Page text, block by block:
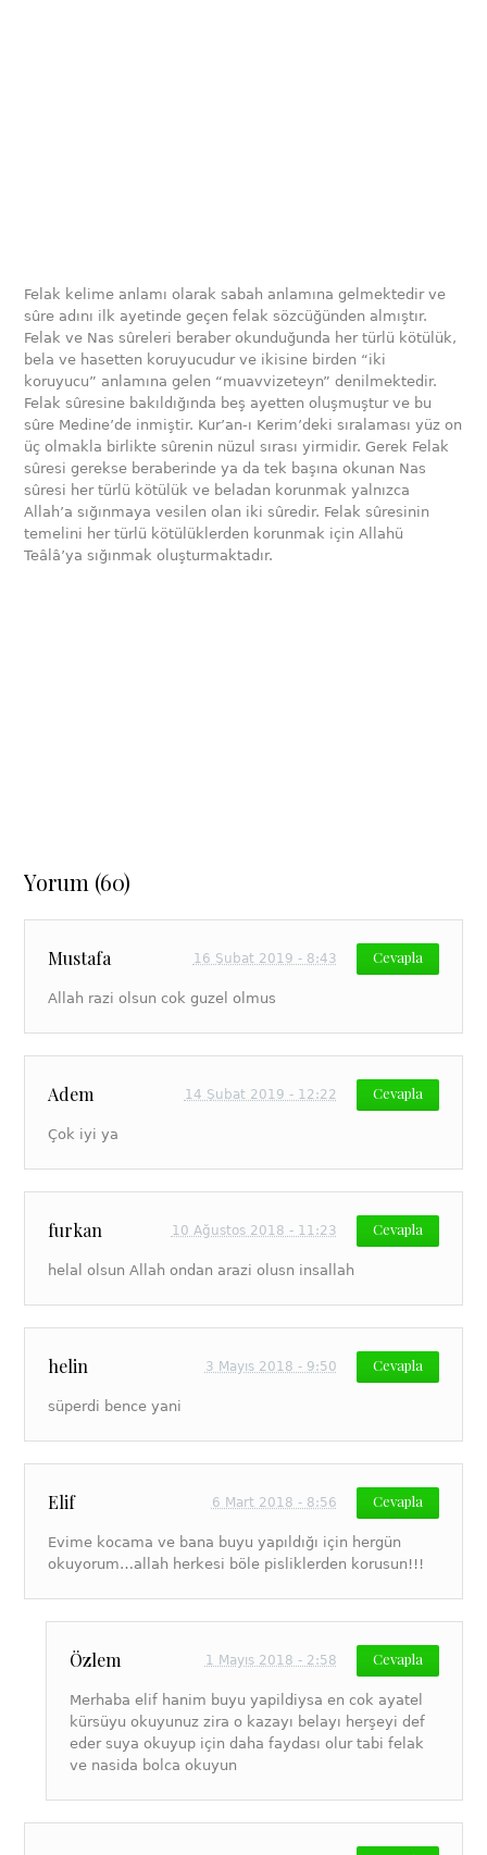
Felak kelime anlamı olarak sabah anlamına gelmektedir ve
sûre adını ilk ayetinde geçen felak sözcüğünden almıştır.
Felak ve Nas sûreleri beraber okunduğunda her türlü kötülük,
bela ve hasetten koruyucudur ve ikisine birden “iki
koruyucu” anlamına gelen “muavvizeteyn” denilmektedir.
Felak sûresine bakıldığında beş ayetten oluşmuştur ve bu
sûre Medine’de inmiştir. Kur’an-ı Kerim’deki sıralaması yüz on
üç olmakla birlikte sûrenin nüzul sırası yirmidir. Gerek Felak
sûresi gerekse beraberinde ya da tek başına okunan Nas
sûresi her türlü kötülük ve beladan korunmak yalnızca
Allah’a sığınmaya vesilen olan iki sûredir. Felak sûresinin
temelini her türlü kötülüklerden korunmak için Allahü
Teâlâ’ya sığınmak oluşturmaktadır.
Yorum (60)
Mustafa Cevapla
16 Şubat 2019 - 8:43
Allah razi olsun cok guzel olmus
Adem Cevapla
14 Şubat 2019 - 12:22
Çok iyi ya
furkan Cevapla
10 Ağustos 2018 - 11:23
helal olsun Allah ondan arazi olusn insallah
helin Cevapla
3 Mayıs 2018 - 9:50
süperdi bence yani
Elif Cevapla
6 Mart 2018 - 8:56
Evime kocama ve bana buyu yapıldığı için hergün
okuyorum…allah herkesi böle pisliklerden korusun!!!
Özlem Cevapla
1 Mayıs 2018 - 2:58
Merhaba elif hanim buyu yapildiysa en cok ayatel
kürsüyu okuyunuz zira o kazayı belayı herşeyi def
eder suya okuyup için daha faydası olur tabi felak
ve nasida bolca okuyun